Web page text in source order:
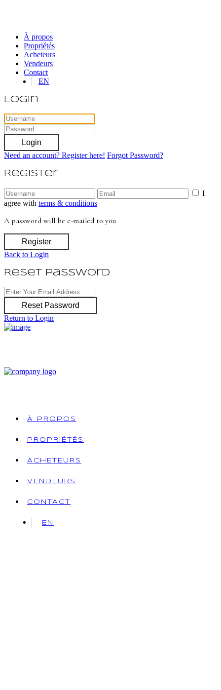
À propos
Propriétés
Acheteurs
Vendeurs
Contact
EN
Login
Login
Need an account? Register here! Forgot Password?
Register
I
agree with terms & conditions
A password will be e-mailed to you
Register
Back to Login
Reset Password
Reset Password
Return to Login
À PROPOS
PROPRIÉTÉS
ACHETEURS
VENDEURS
CONTACT
EN